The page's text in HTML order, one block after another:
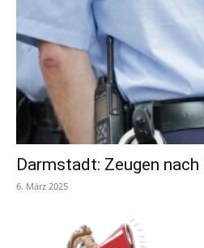
Darmstadt: Zeugen
6. März 2025